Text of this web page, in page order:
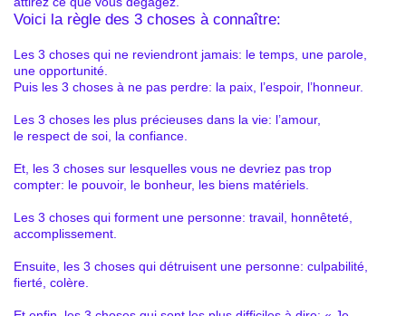
Voici la règle des 3 choses à connaître:
Les 3 choses qui ne reviendront jamais: le temps, une parole,
une opportunité.
Puis les 3 choses à ne pas perdre: la paix, l’espoir, l’honneur.
Les 3 choses les plus précieuses dans la vie: l’amour,
le respect de soi, la confiance.
Et, les 3 choses sur lesquelles vous ne devriez pas trop
compter: le pouvoir, le bonheur, les biens matériels.
Les 3 choses qui forment une personne: travail, honnêteté,
accomplissement.
Ensuite, les 3 choses qui détruisent une personne: culpabilité,
fierté, colère.